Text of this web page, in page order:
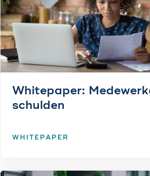
Whitepaper:
schulden
WHITEPAPER